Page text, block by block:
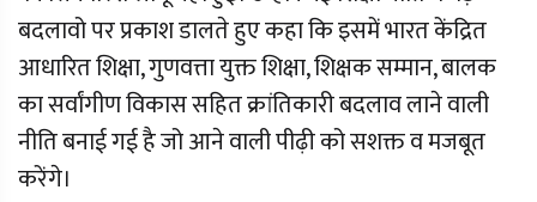
बदलावो पर प्रकाश डालते हुए कहा कि इसमें भारत केंद्रित
आधारित शिक्षा, गुणवत्ता युक्त शिक्षा, शिक्षक सम्मान, बालक
का सर्वांगीण विकास सहित क्रांतिकारी बदलाव लाने वाली
नीति बनाई गई है जो आने वाली पीढ़ी को सशक्त व मजबूत
करेंगे।